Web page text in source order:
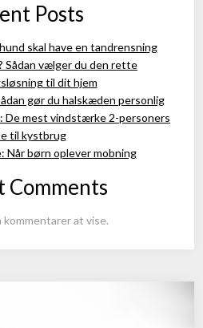
Posts
skal have en tandrensning
Sådan vælger du den rette
til dit hjem
gør du halskæden personlig
De mest vindstærke 2-personers
til kystbrug
Når børn oplever mobning
Comments
kommentarer at vise.